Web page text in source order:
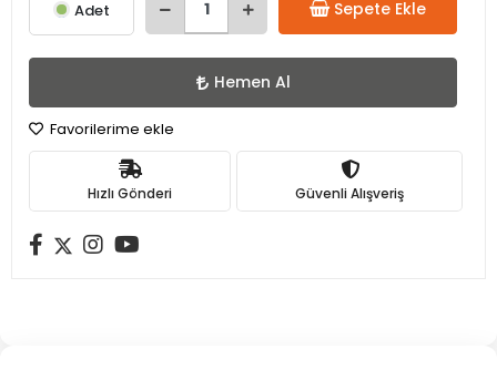
Adet Sepete Ekle
Hemen Al
Favorilerime ekle
Hızlı Gönderi Güvenli Alışveriş